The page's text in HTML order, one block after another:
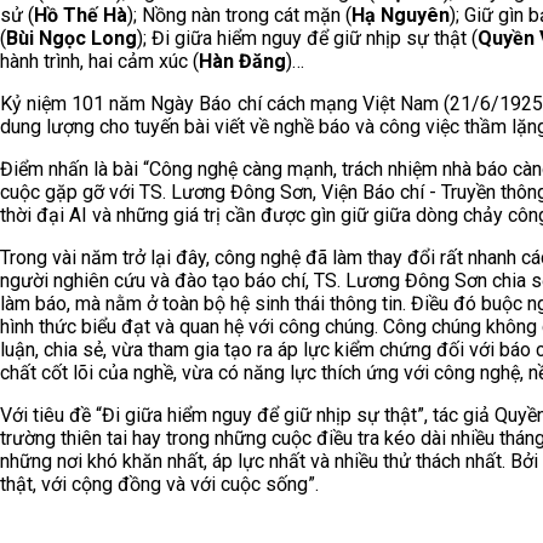
sử (Hồ Thế Hà); Nồng nàn trong cát mặn (Hạ Nguyên); Giữ gìn
(Bùi Ngọc Long); Đi giữa hiểm nguy để giữ nhịp sự thật (Quyền
hành trình, hai cảm xúc (Hàn Đăng)…
Kỷ niệm 101 năm Ngày Báo chí cách mạng Việt Nam (21/6/
dung lượng cho tuyến bài viết về nghề báo và công việc thầm
Điểm nhấn là bài “Công nghệ càng mạnh, trách nhiệm nhà báo
cuộc gặp gỡ với TS. Lương Đông Sơn, Viện Báo chí - Truyền
thời đại AI và những giá trị cần được gìn giữ giữa dòng chảy
Trong vài năm trở lại đây, công nghệ đã làm thay đổi rất nhanh
người nghiên cứu và đào tạo báo chí, TS. Lương Đông Sơn chia
làm báo, mà nằm ở toàn bộ hệ sinh thái thông tin. Điều đó buộc
hình thức biểu đạt và quan hệ với công chúng. Công chúng
luận, chia sẻ, vừa tham gia tạo ra áp lực kiểm chứng đối với
chất cốt lõi của nghề, vừa có năng lực thích ứng với công nghệ,
Với tiêu đề “Đi giữa hiểm nguy để giữ nhịp sự thật”, tác giả
trường thiên tai hay trong những cuộc điều tra kéo dài nhiều
những nơi khó khăn nhất, áp lực nhất và nhiều thử thách nhất.
thật, với cộng đồng và với cuộc sống”.